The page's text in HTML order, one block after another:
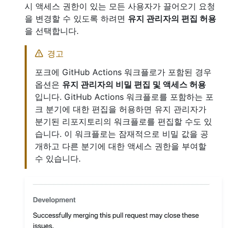
시 액세스 권한이 있는 모든 사용자가 끌어오기 요청
을 변경할 수 있도록 하려면 유지 관리자의 편집 허용
을 선택합니다.
경고
포크에 GitHub Actions 워크플로가 포함된 경우
옵션은 유지 관리자의 비밀 편집 및 액세스 허용
입니다. GitHub Actions 워크플로를 포함하는 포
크 분기에 대한 편집을 허용하면 유지 관리자가
분기된 리포지토리의 워크플로를 편집할 수도 있
습니다. 이 워크플로는 잠재적으로 비밀 값을 공
개하고 다른 분기에 대한 액세스 권한을 부여할
수 있습니다.